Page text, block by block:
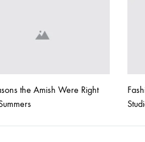
the Amish Were Right